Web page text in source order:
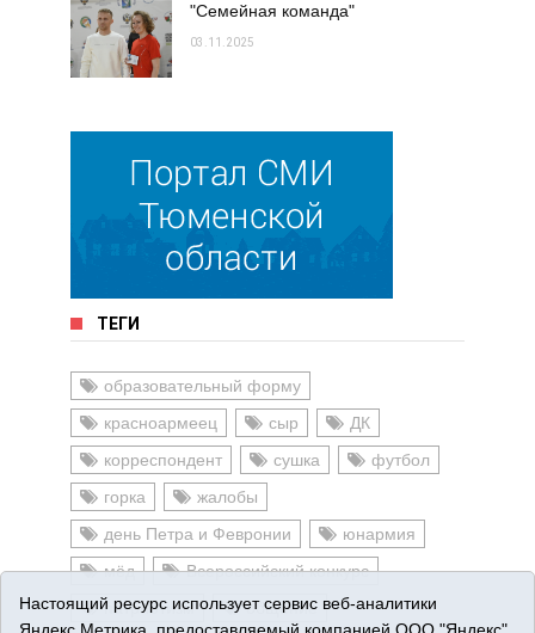
"Семейная команда"
03.11.2025
ТЕГИ
образовательный форму
красноармеец
сыр
ДК
корреспондент
сушка
футбол
горка
жалобы
день Петра и Февронии
юнармия
мёд
Всероссийский конкурс
патриотизм
общение
Настоящий ресурс использует сервис веб-аналитики